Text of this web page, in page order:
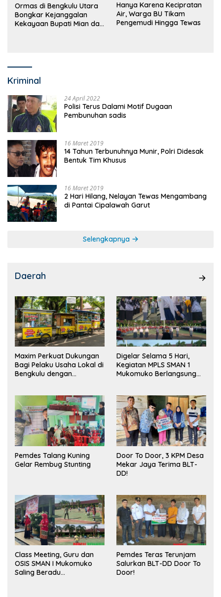
Ormas di Bengkulu Utara
Bongkar Kejanggalan
Kekayaan Bupati Mian dan
Hanya Karena Kecipratan
Air, Warga BU Tikam
Pengemudi Hingga Tewas
Kriminal
24 April 2022
Polisi Terus Dalami Motif Dugaan
Pembunuhan sadis
16 Maret 2019
14 Tahun Terbunuhnya Munir, Polri Didesak
Bentuk Tim Khusus
16 Maret 2019
2 Hari Hilang, Nelayan Tewas Mengambang
di Pantai Cipalawah Garut
Selengkapnya
Daerah
Maxim Perkuat Dukungan
Bagi Pelaku Usaha Lokal di
Bengkulu dengan
Pasar
Digelar Selama 5 Hari,
Kegiatan MPLS SMAN 1
Mukomuko Berlangsung
Pemdes Talang Kuning
Gelar Rembug Stunting
Door To Door, 3 KPM Desa
Mekar Jaya Terima BLT-
DD!
Class Meeting, Guru dan
OSIS SMAN I Mukomuko
Saling Beradu
Pemdes Teras Terunjam
Salurkan BLT-DD Door To
Door!